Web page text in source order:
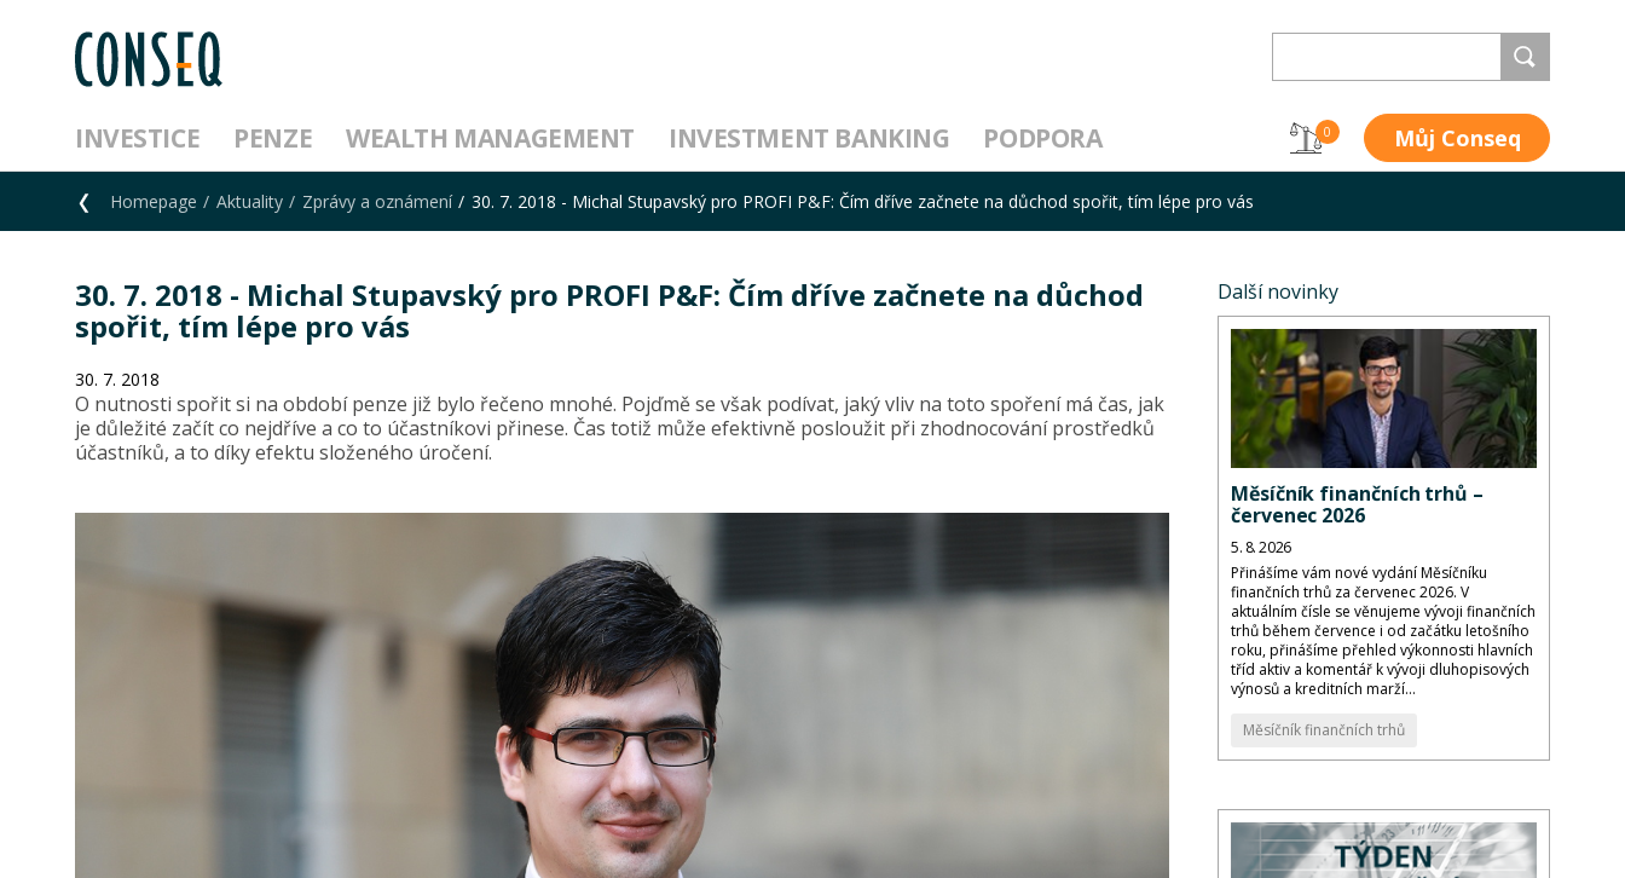
INVESTICE PENZE WEALTH MANAGEMENT INVESTMENT BANKING PODPORA 0 Můj Conseq
Homepage Aktuality Zprávy a oznámení 30. 7. 2018 - Michal Stupavský pro PROFI P&F: Čím dříve začnete na důchod spořit, tím lépe pro vás
30. 7. 2018 - Michal Stupavský pro PROFI P&F: Čím dříve začnete na důchod
spořit, tím lépe pro vás
30. 7. 2018
O nutnosti spořit si na období penze již bylo řečeno mnohé. Pojďmě se však podívat, jaký vliv na toto spoření má čas, jak
je důležité začít co nejdříve a co to účastníkovi přinese. Čas totiž může efektivně posloužit při zhodnocování prostředků
účastníků, a to díky efektu složeného úročení.
Další novinky
Měsíčník finančních trhů –
červenec 2026
5. 8. 2026
Přinášíme vám nové vydání Měsíčníku
finančních trhů za červenec 2026. V
aktuálním čísle se věnujeme vývoji finančních
trhů během července i od začátku letošního
roku, přinášíme přehled výkonnosti hlavních
tříd aktiv a komentář k vývoji dluhopisových
výnosů a kreditních marží...
Měsíčník finančních trhů